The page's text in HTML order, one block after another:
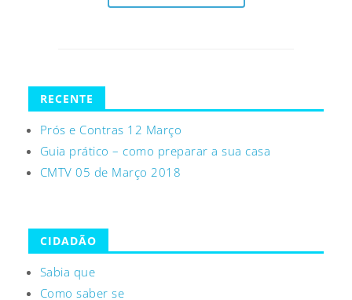
RECENTE
Prós e Contras 12 Março
Guia prático – como preparar a sua casa
CMTV 05 de Março 2018
CIDADÃO
Sabia que
Como saber se